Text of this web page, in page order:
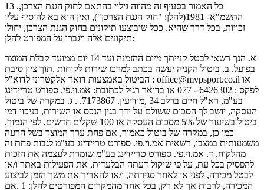
13 .כל האמור בסעיף זה מהווה גילוי בהתאם לחוק הגנת הצרכן,
התשמ"א- 1981(להלן: "חוק הגנת הצרכן"), ואין הוא בא להוסיף עליו
זכויות, בכל דרך שהיא. ככל שיבוצעו תיקונים בחוק הגנת הצרכן, יחולו
תיקונים אלה ויגברו על המפורט להלן:
א. הנך רשאי לבטל קנייתך מיום ההזמנה ועד 14 יום ממועד קבלת המוצר
בפועל. ב. ביטול הקניה יעשה בכתב למרכז שירות לקוחות ,תוך ציון סיבת
הביטול באמצעות דואר אלקטרוני לדוא"ל : office@mvpsport.co.il או
לפקס : 6426302 - 077 או בדואר רגיל לכתובת: אמ.וי.פי. ספורט טריידינג
בע"מ, רא"ל חיים ברלב 34 ,מודיעין. 7173867. . ג. במקרה של ביטול
העסקה, יושב לך הסכום ששולם על ידך בגין הנכס או השירות, בניכוי דמי
ביטול בשיעור של 5% מסכום העסקה או 100 שקלים חדשים, לפי הנמוך.
כמו כן, במקרה של ביטול כאמור, אם פחת ערך המוצר בשל הרעה
משמעותית במצבו, רשאית אמ.וי.פי. ספורט טריידינג בע"מ לגבות פחת זה
מהלקוח. ד. אמ.וי.פי. ספורט טריידינג בע"מ שומרת לעצמה את הזכות
להפסיק בכל עת, על פי שיקול דעתה הבלעדית, את הפעילות באתר ו/או
לבטל מכירה, לפני או לאחר סגירתה, ו/או להאריך את משך הזמן לביצוע
המכירה, לרבות אך לא רק, בכל אחד מהמקרים המפורטים להלן: 1 .אם